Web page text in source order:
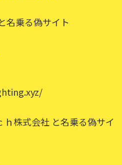
名乗る偽サイト
株式会社 と名乗る偽サイ